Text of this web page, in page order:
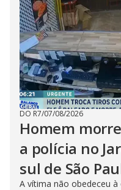
DO R7/07/08/2026
Homem
a polícia no
sul de São
A vítima não obedeceu